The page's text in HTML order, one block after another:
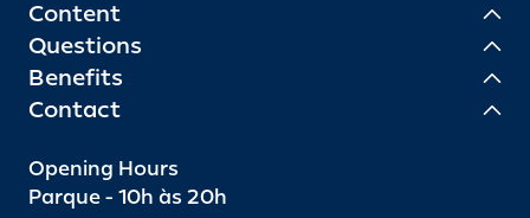
Content
Questions
Benefits
Contact
Opening Hours
Parque - 10h às 20h